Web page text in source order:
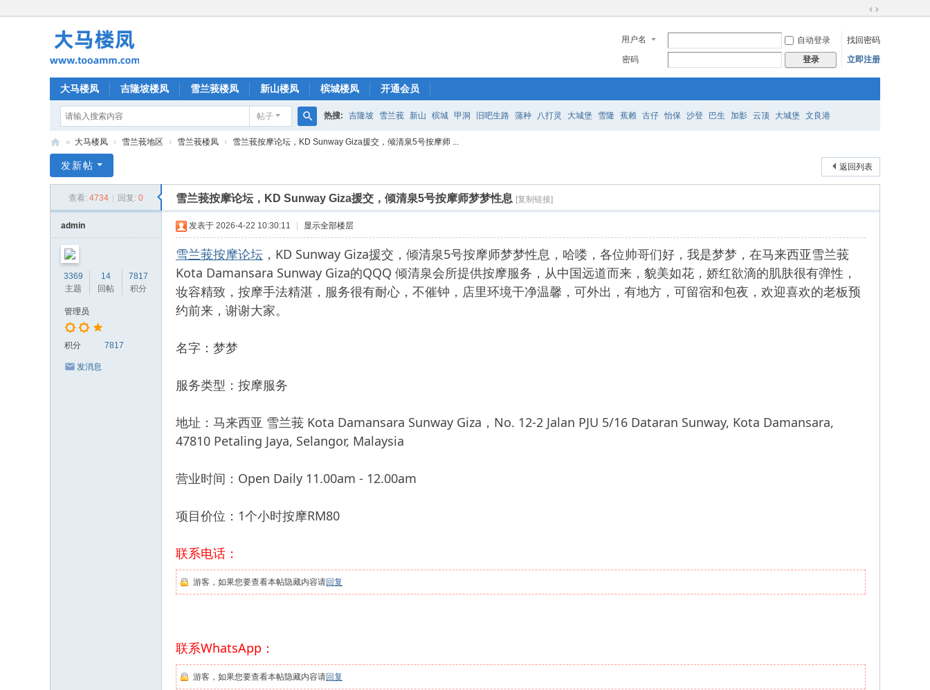
换
到
宽
用户名 自动登录
找回密码
密码
登录 立即注册
大马楼凤 吉隆坡楼凤 雪兰莪楼凤 新山楼凤 槟城楼凤 开通会员
帖子
搜
热搜: 吉隆坡 雪兰莪 新山 槟城 甲洞 旧吧生路 蒲种 八打灵 大城堡 雪隆 蕉赖 古仔 怡保 沙登 巴生 加影 云顶 大城堡 文良港
马
» 大马楼凤 › 雪兰莪地区 › 雪兰莪楼凤 › 雪兰莪按摩论坛，KD Sunway Giza援交，倾清泉5号按摩师 ...
返回列表
发新帖
查看: 4734 回复: 0 雪兰莪按摩论坛，KD Sunway Giza援交，倾清泉5号按摩师梦梦性息 [复制链接]
admin
3369
主题
14
回帖
7817
积分
管理员
积分 7817
发消息
发表于 2026-4-22 10:30:11 显示全部楼层
雪兰莪按摩论坛 ，KD Sunway Giza援交，倾清泉5号按摩师梦梦性息，哈喽，各位帅哥们好，我是梦梦，在马来西亚雪兰莪
Kota Damansara Sunway Giza的QQQ 倾清泉会所提供按摩服务，从中国远道而来，貌美如花，娇红欲滴的肌肤很有弹性，
妆容精致，按摩手法精湛，服务很有耐心，不催钟，店里环境干净温馨，可外出，有地方，可留宿和包夜，欢迎喜欢的老板预
约前来，谢谢大家。
名字：梦梦
服务类型：按摩服务
地址：马来西亚 雪兰莪 Kota Damansara Sunway Giza，No. 12-2 Jalan PJU 5/16 Dataran Sunway, Kota Damansara,
47810 Petaling Jaya, Selangor, Malaysia
营业时间：Open Daily 11.00am - 12.00am
项目价位：1个小时按摩RM80
联系电话：
游客，如果您要查看本帖隐藏内容请回复
联系WhatsApp：
游客，如果您要查看本帖隐藏内容请回复